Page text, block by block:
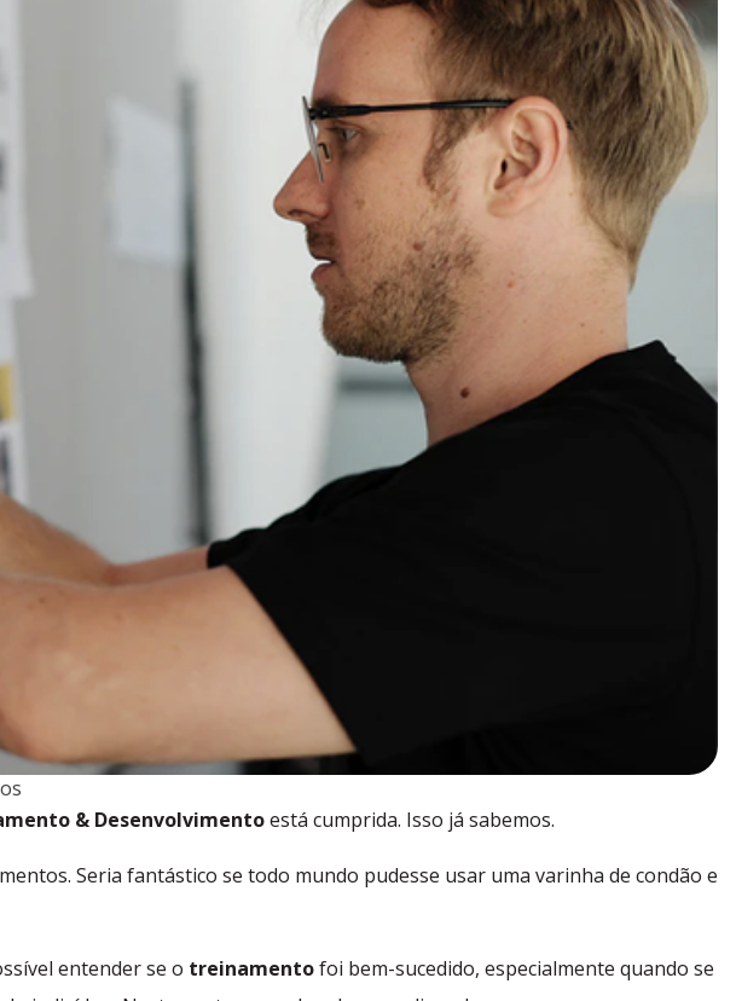
& Desenvolvimentoestá cumprida. Isso já sabemos.
Seria fantástico se todo mundo pudesse usar uma varinha de condão e
entender se o treinamentofoi bem-sucedido, especialmente quando se